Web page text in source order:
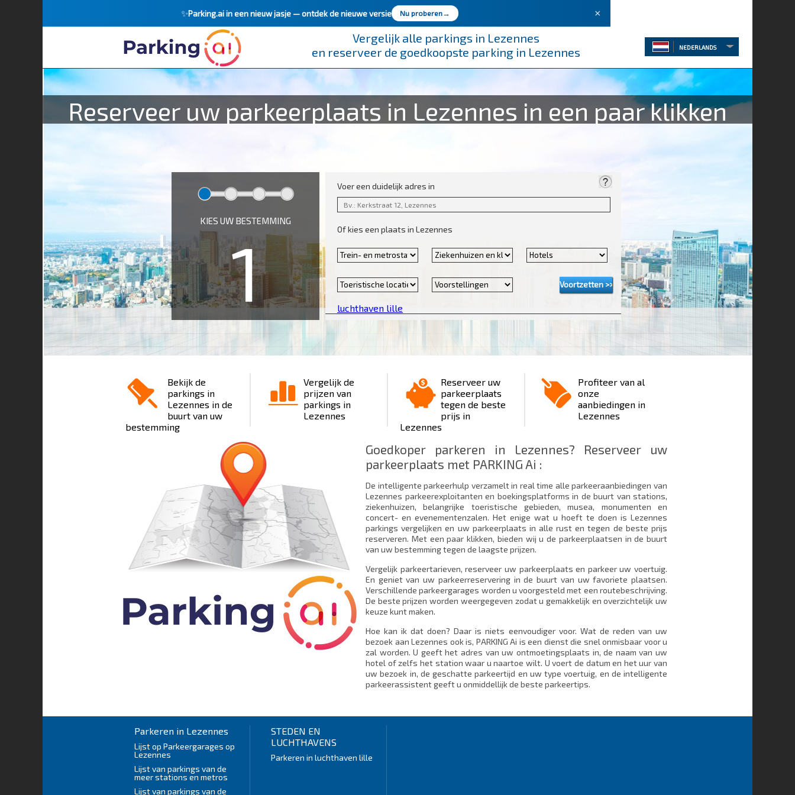
✨Parking.ai in een nieuw jasje —ontdek de nieuwe versie Nu proberen→ ×
Vergelijk alle parkings in Lezennes
en reserveer de goedkoopste parking in Lezennes
NEDERLANDS
Reserveer uw parkeerplaats in Lezennes in een paar klikken
KIES UW BESTEMMING
1
Voer een duidelijk adres in
Of kies een plaats in Lezennes
luchthaven lille
Bekijk de
parkings in
Lezennes in de
buurt van uw
bestemming
Vergelijk de
prijzen van
parkings in
Lezennes
Reserveer uw
parkeerplaats
tegen de beste
prijs in
Lezennes
Profiteer van al
onze
aanbiedingen in
Lezennes
Goedkoper parkeren in Lezennes? Reserveer uw
parkeerplaats met PARKING Ai :
De intelligente parkeerhulp verzamelt in real time alle parkeeraanbiedingen van
Lezennes parkeerexploitanten en boekingsplatforms in de buurt van stations,
ziekenhuizen, belangrijke toeristische gebieden, musea, monumenten en
concert- en evenementenzalen. Het enige wat u hoeft te doen is Lezennes
parkings vergelijken en uw parkeerplaats in alle rust en tegen de beste prijs
reserveren. Met een paar klikken, bieden wij u de parkeerplaatsen in de buurt
van uw bestemming tegen de laagste prijzen.
Vergelijk parkeertarieven, reserveer uw parkeerplaats en parkeer uw voertuig.
En geniet van uw parkeerreservering in de buurt van uw favoriete plaatsen.
Verschillende parkeergarages worden u voorgesteld met een routebeschrijving.
De beste prijzen worden weergegeven zodat u gemakkelijk en overzichtelijk uw
keuze kunt maken.
Hoe kan ik dat doen? Daar is niets eenvoudiger voor. Wat de reden van uw
bezoek aan Lezennes ook is, PARKING Ai is een dienst die snel onmisbaar voor u
zal worden. U geeft het adres van uw ontmoetingsplaats in, de naam van uw
hotel of zelfs het station waar u naartoe wilt. U voert de datum en het uur van
uw bezoek in, de geschatte parkeertijd en uw type voertuig, en de intelligente
parkeerassistent geeft u onmiddellijk de beste parkeertips.
Parkeren in Lezennes
Lijst op Parkeergarages op
Lezennes
Lijst van parkings van de
meer stations en metros
Lijst van parkings van de
STEDEN EN
LUCHTHAVENS
Parkeren in luchthaven lille